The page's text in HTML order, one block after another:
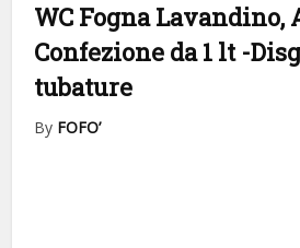
WC Fogna Lavandino,
Confezione da 1 lt -
tubature
By FOFO’